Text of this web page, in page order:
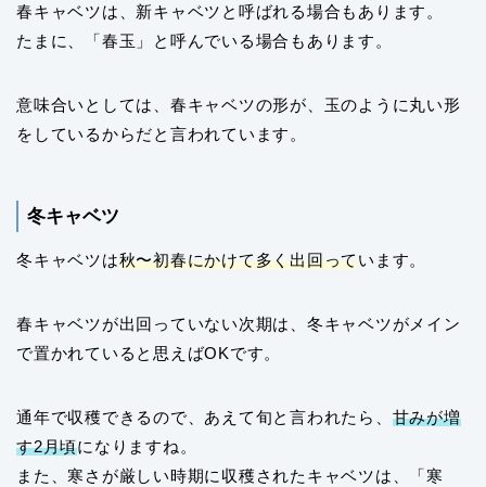
春キャベツは、新キャベツと呼ばれる場合もあります。
たまに、「春玉」と呼んでいる場合もあります。
意味合いとしては、春キャベツの形が、玉のように丸い形
をしているからだと言われています。
冬キャベツ
冬キャベツは秋〜初春にかけて多く出回っています。
春キャベツが出回っていない次期は、冬キャベツがメイン
で置かれていると思えばOKです。
通年で収穫できるので、あえて旬と言われたら、 甘みが増
す2月頃になりますね。
また、寒さが厳しい時期に収穫されたキャベツは、「寒